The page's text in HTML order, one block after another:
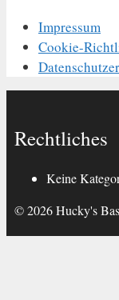
Impressum
Cookie-
Rechtliches
Keine
© 2026 Hucky's